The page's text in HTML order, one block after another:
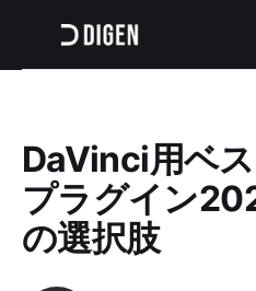
DaVinci用ベ
プラグイン
の選択肢